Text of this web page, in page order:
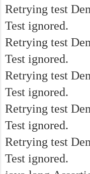
Retrying test
Test ignored.
Retrying test
Test ignored.
Retrying test
Test ignored.
Retrying test
Test ignored.
Retrying test
Test ignored.